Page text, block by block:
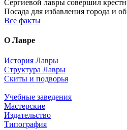
Сергиевой лавры совершил
Посада для избавления города и
Все факты
О Лавре
История Лавры
Структура Лавры
Скиты и подворья
Учебные заведения
Мастерские
Издательство
Типография